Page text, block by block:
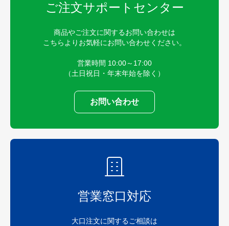
ご注文サポートセンター
商品やご注文に関するお問い合わせは
こちらよりお気軽にお問い合わせください。
営業時間 10:00～17:00
（土日祝日・年末年始を除く）
お問い合わせ
営業窓口対応
大口注文に関するご相談は